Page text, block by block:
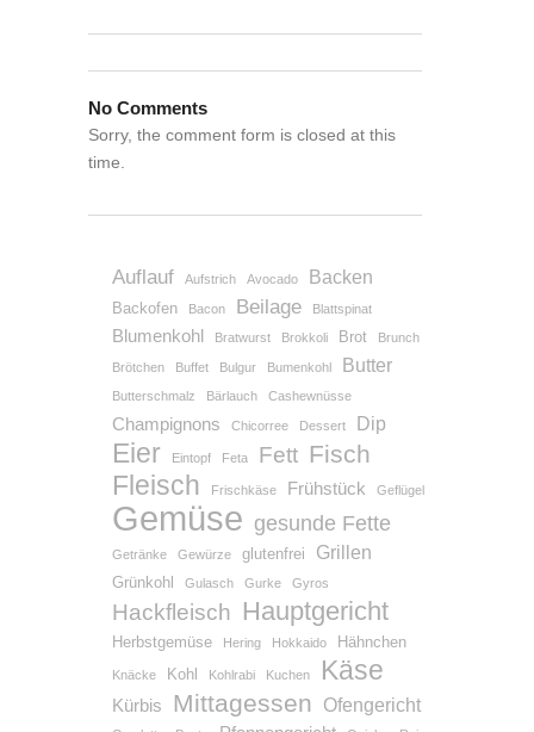
No Comments
Sorry, the comment form is closed at this
time.
Auflauf Aufstrich Avocado Backen
Backofen Bacon Beilage Blattspinat
Blumenkohl Bratwurst Brokkoli Brot Brunch
Brötchen Buffet Bulgur Bumenkohl Butter
Butterschmalz Bärlauch Cashewnüsse
Champignons Chicorree Dessert Dip
Eier Eintopf Feta Fett Fisch
Fleisch Frischkäse Frühstück Geflügel
Gemüse gesunde Fette
Getränke Gewürze glutenfrei Grillen
Grünkohl Gulasch Gurke Gyros
Hackfleisch Hauptgericht
Herbstgemüse Hering Hokkaido Hähnchen
Knäcke Kohl Kohlrabi Kuchen Käse
Kürbis Mittagessen Ofengericht